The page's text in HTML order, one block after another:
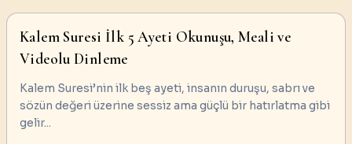
Kalem Suresi İlk 5 Ayeti Okunuşu, Meali ve
Videolu Dinleme
Kalem Suresi’nin ilk beş ayeti, insanın duruşu, sabrı ve
sözün değeri üzerine sessiz ama güçlü bir hatırlatma gibi
gelir...